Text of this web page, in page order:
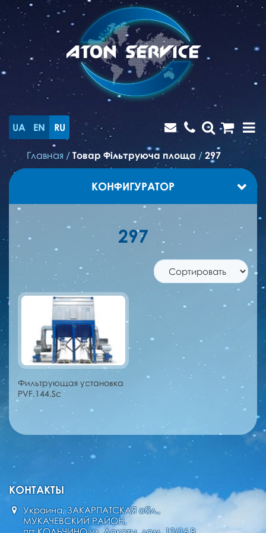
UA EN RU
Главная / Товар Фільтруюча площа / 297
КОНФИГУРАТОР
297
Фильтрующая установка
PVF.144.Sc
КОНТАКТЫ
Украина, ЗАКАРПАТСКАЯ обл.,
МУКАЧЕВСКИЙ РАЙОН,